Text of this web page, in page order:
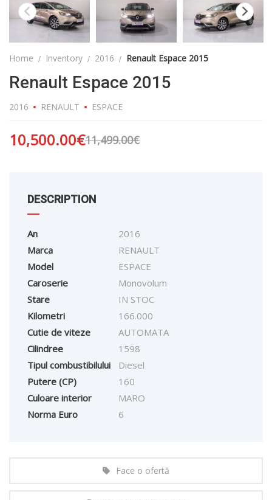
Home Inventory 2016 Renault Espace 2015
Renault Espace 2015
2016 RENAULT ESPACE
11,499.00€
10,500.00€
DESCRIPTION
An
2016
Marca
RENAULT
Model
ESPACE
Caroserie
Monovolum
Stare
IN STOC
Kilometri
166.000
Cutie de viteze
AUTOMATA
Cilindree
1598
Tipul combustibilului
Diesel
Putere (CP)
160
Culoare interior
MARO
Norma Euro
6
Face o ofertă